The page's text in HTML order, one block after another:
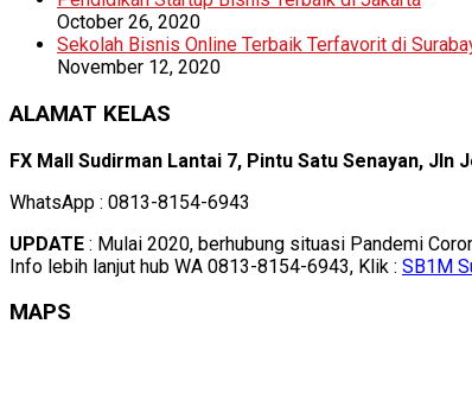
October 26, 2020
Sekolah Bisnis Online Terbaik Terfavorit di
November 12, 2020
ALAMAT KELAS
FX Mall Sudirman Lantai 7, Pintu Satu Senayan,
WhatsApp : 0813-8154-6943
UPDATE : Mulai 2020, berhubung situasi Pandemi
Info lebih lanjut hub WA 0813-8154-6943, Klik : SB1M
MAPS